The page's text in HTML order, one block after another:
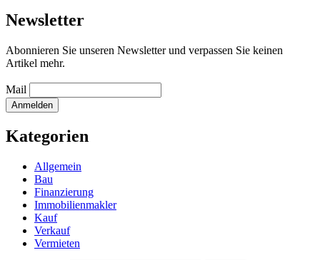
Newsletter
Abonnieren Sie unseren Newsletter und verpassen Sie keinen
Artikel mehr.
Mail
Kategorien
Allgemein
Bau
Finanzierung
Immobilienmakler
Kauf
Verkauf
Vermieten